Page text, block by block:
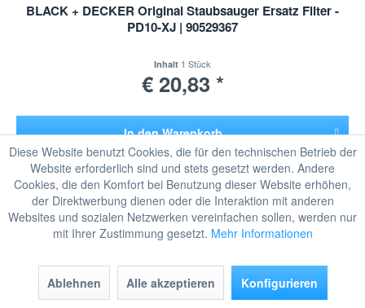
BLACK + DECKER Original Staubsauger Ersatz Filter -
PD10-XJ | 90529367
Inhalt 1 Stück
€ 20,83 *
In den Warenkorb
Hinzugefügt
Merken
TIPP!
Diese Website benutzt Cookies, die für den technischen Betrieb der
Website erforderlich sind und stets gesetzt werden. Andere
Cookies, die den Komfort bei Benutzung dieser Website erhöhen,
der Direktwerbung dienen oder die Interaktion mit anderen
Websites und sozialen Netzwerken vereinfachen sollen, werden nur
mit Ihrer Zustimmung gesetzt. Mehr Informationen
Ablehnen Alle akzeptieren Konfigurieren